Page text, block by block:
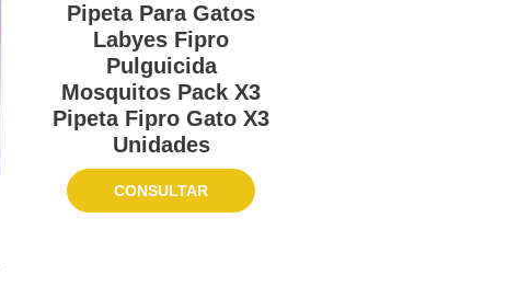
Pipeta Para Gatos
Labyes Fipro
Pulguicida
Mosquitos Pack X3
Pipeta Fipro Gato X3
Unidades
CONSULTAR